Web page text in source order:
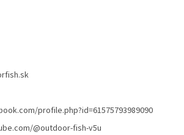
profile.php?id=61575793989090
@outdoor-fish-v5u